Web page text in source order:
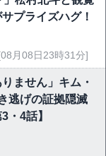
プライズハグ！
月08日23時31分]
ません」キム・
逃げの証拠隠滅
・4話】